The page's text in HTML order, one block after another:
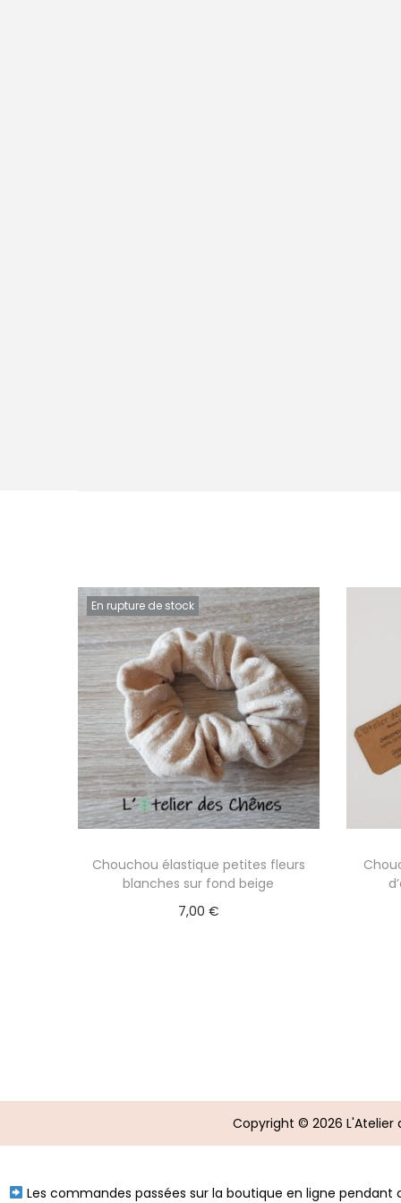
En rupture de stock
Chouchou élastique petites fleurs
blanches sur fond beige
7,00 €
Copyright © 2026 L'Atelier
Les commandes passées sur la boutique en ligne